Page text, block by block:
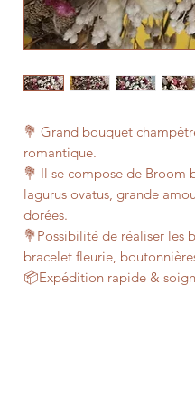
💐 Grand bouquet
romantique.
💐 Il se compose de Broom
lagurus ovatus, grande
dorées.
💐Possibilité de réaliser les
bracelet fleurie,
📦Expédition rapide &